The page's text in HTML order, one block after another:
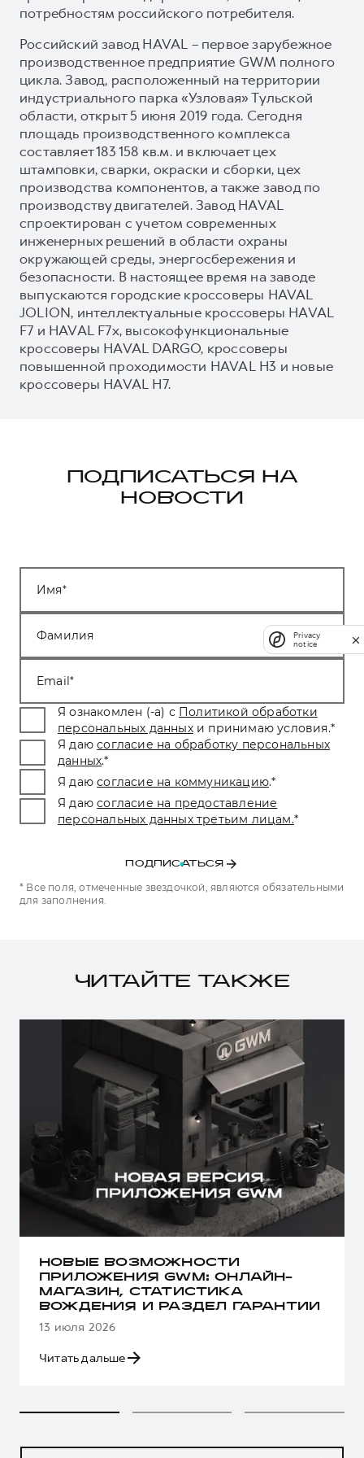
потребностям российского потребителя.
Российский завод HAVAL – первое зарубежное
производственное предприятие GWM полного
цикла. Завод, расположенный на территории
индустриального парка «Узловая» Тульской
области, открыт 5 июня 2019 года. Сегодня
площадь производственного комплекса
составляет 183 158 кв.м. и включает цех
штамповки, сварки, окраски и сборки, цех
производства компонентов, а также завод по
производству двигателей. Завод HAVAL
спроектирован с учетом современных
инженерных решений в области охраны
окружающей среды, энергосбережения и
безопасности. В настоящее время на заводе
выпускаются городские кроссоверы HAVAL
JOLION, интеллектуальные кроссоверы HAVAL
F7 и HAVAL F7x, высокофункциональные
кроссоверы HAVAL DARGO, кроссоверы
повышенной проходимости HAVAL H3 и новые
кроссоверы HAVAL H7.
ПОДПИСАТЬСЯ НА
НОВОСТИ
Имя
Фамилия
Email
Я ознакомлен (-а) с Политикой обработки
персональных данных и принимаю условия.*
Я даю согласие на обработку персональных
данных.*
Я даю согласие на коммуникацию.*
Я даю согласие на предоставление
персональных данных третьим лицам.*
ПОДПИСАТЬСЯ
* Все поля, отмеченные звездочкой, являются обязательными
для заполнения.
ЧИТАЙТЕ ТАКЖЕ
НОВЫЕ ВОЗМОЖНОСТИ
ПРИЛОЖЕНИЯ GWM: ОНЛАЙН-
МАГАЗИН, СТАТИСТИКА
ВОЖДЕНИЯ И РАЗДЕЛ ГАРАНТИИ
13 июля 2026
Читать дальше
Privacy
notice